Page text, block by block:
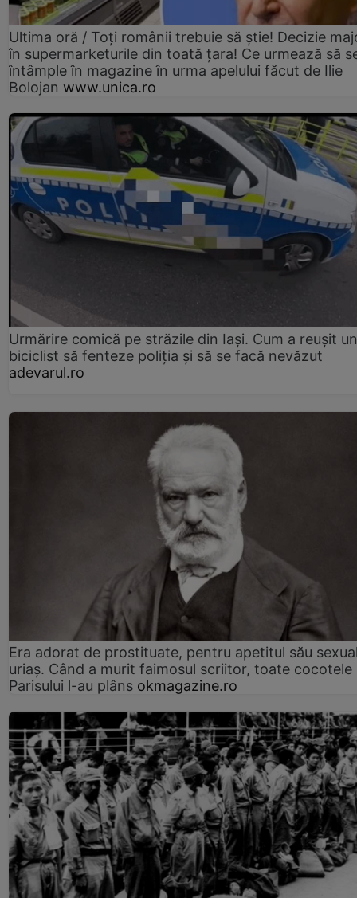
Ultima oră / Toți românii trebuie să știe! Decizie
în supermarketurile din toată țara! Ce urmează să
întâmple în magazine în urma apelului făcut de Ilie
Bolojan www.unica.ro
Urmărire comică pe străzile din Iași. Cum a reușit un
biciclist să fenteze poliția și să se facă nevăzut
adevarul.ro
Era adorat de prostituate, pentru apetitul său
uriaș. Când a murit faimosul scriitor, toate cocotele
Parisului l-au plâns okmagazine.ro